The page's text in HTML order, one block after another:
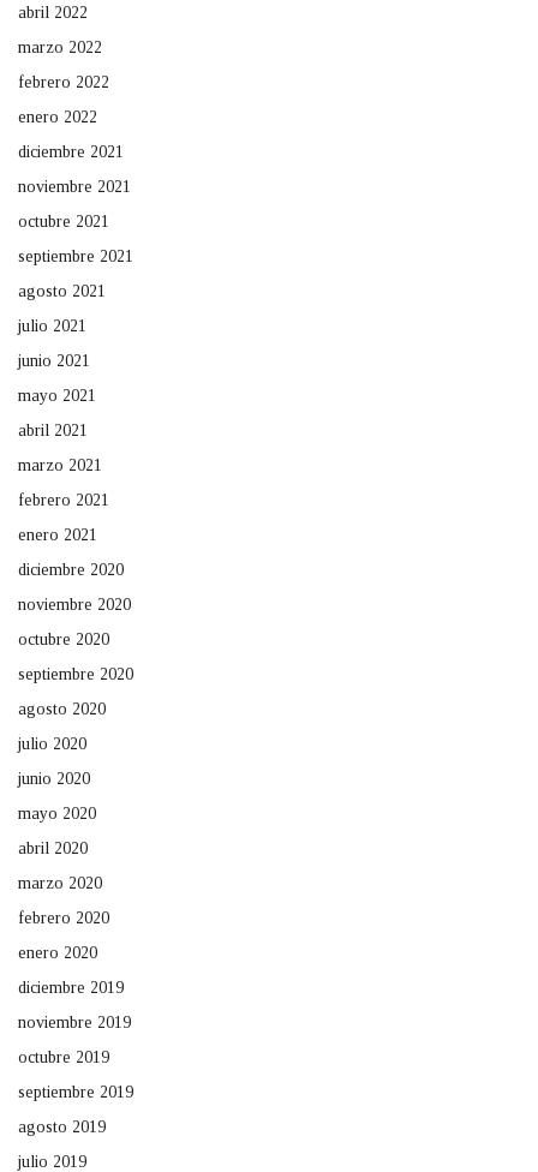
abril 2022
marzo 2022
febrero 2022
enero 2022
diciembre 2021
noviembre 2021
octubre 2021
septiembre 2021
agosto 2021
julio 2021
junio 2021
mayo 2021
abril 2021
marzo 2021
febrero 2021
enero 2021
diciembre 2020
noviembre 2020
octubre 2020
septiembre 2020
agosto 2020
julio 2020
junio 2020
mayo 2020
abril 2020
marzo 2020
febrero 2020
enero 2020
diciembre 2019
noviembre 2019
octubre 2019
septiembre 2019
agosto 2019
julio 2019